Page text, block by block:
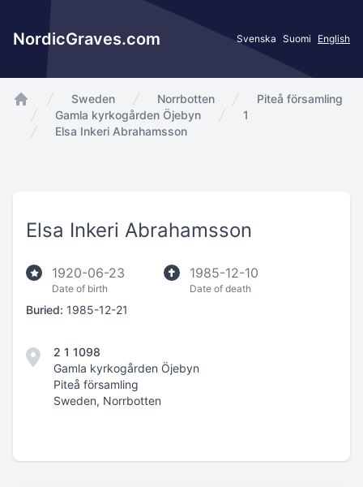
NordicGraves.com Svenska Suomi English
app.Start
Sweden Norrbotten
Piteå församling
Gamla kyrkogården Öjebyn
1
Elsa Inkeri Abrahamsson
Elsa Inkeri Abrahamsson
1920-06-23
Date of birth
1985-12-10
Date of death
Buried: 1985-12-21
2 1 1098
Gamla kyrkogården Öjebyn
Piteå församling
Sweden, Norrbotten